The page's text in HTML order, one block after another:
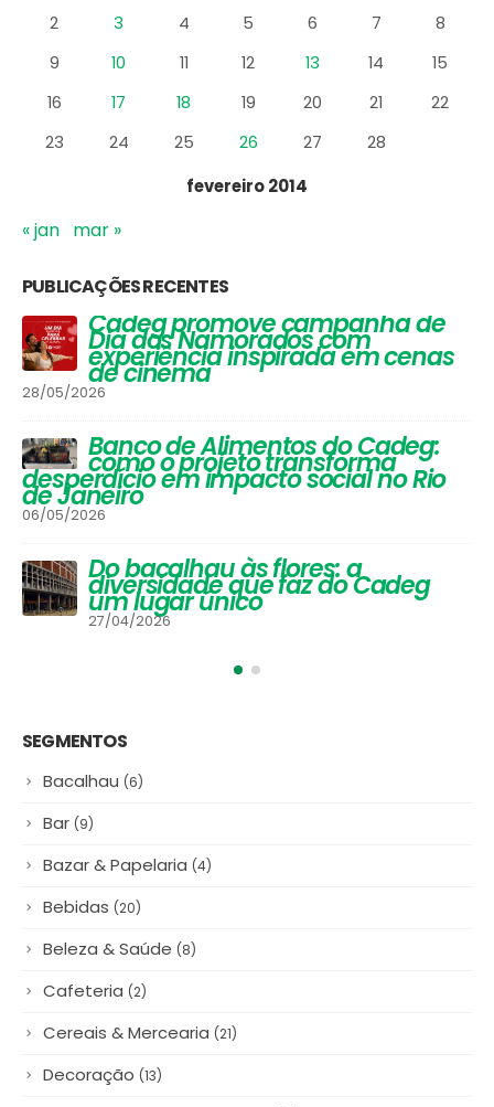
fevereiro 2014
9
10 11 12 13 14
15
16
17 18 19 20 21
22
23
24 25 26 27 28
Vinhos que Harmonizam com
Queijos: Um Guia Completo para
Apreciadores
30/03/2026
Festival de Inverno do Cadeg traz
aquecerem na estação mais
gelada do ano e um arraiá para
a criançada
30/06/2025
Match
16/06/2025
Bar (9)
Bazar & Papelaria
Bebidas(20)
Beleza & Saúde
Cafeteria (2)
Cereais & Mercearia
Decoração(13)
Descartáveis & Embalagens